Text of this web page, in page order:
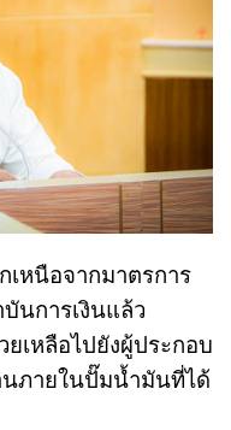
เหนือจากมาตรการ
นการเงินแล้ว
เหลือไปยังผู้ประกอบ
นภายในปั๊มน้ำมันที่ได้